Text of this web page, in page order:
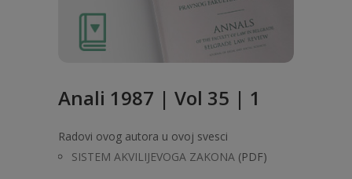
Anali 1987 | Vol 35 | 1
Radovi ovog autora u ovoj svesci
SISTEM AKVILIJEVOGA ZAKONA (PDF)